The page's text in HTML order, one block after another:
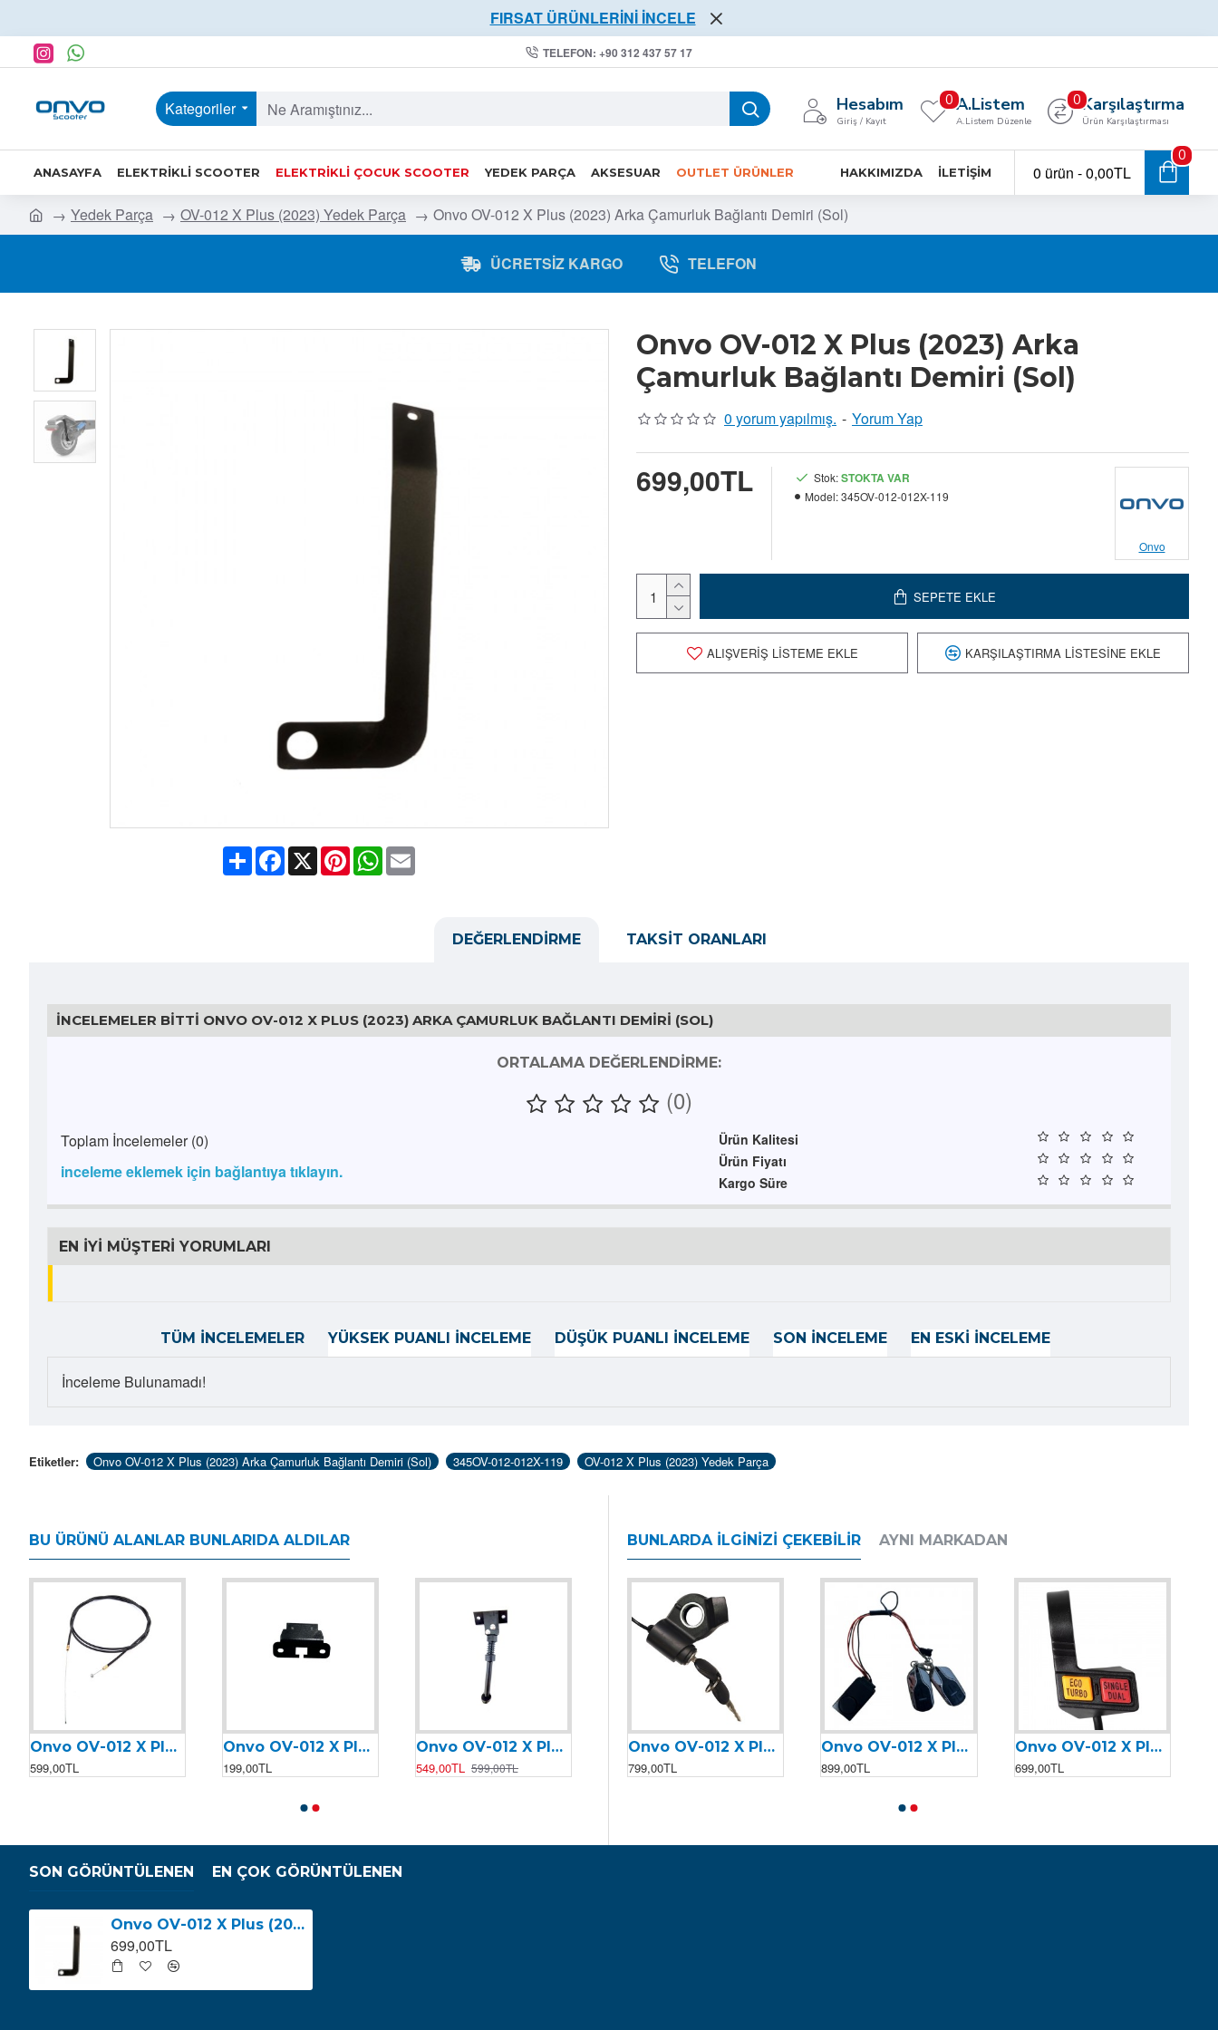
FIRSAT ÜRÜNLERİNİ İNCELE
TELEFON: +90 312 437 57 17
Kategoriler Hesabım
Giriş / Kayıt
A.Listem
A.Listem Düzenle
0 Karşılaştırma
Ürün Karşılaştırması
0
ANASAYFA ELEKTRIKLI SCOOTER ELEKTRIKLI ÇOCUK SCOOTER YEDEK PARÇA AKSESUAR OUTLET ÜRÜNLER HAKKIMIZDA İLETIŞIM 0 ürün - 0,00TL
0
Yedek Parça OV-012 X Plus (2023) Yedek Parça Onvo OV-012 X Plus (2023) Arka Çamurluk Bağlantı Demiri (Sol)
ÜCRETSIZ KARGO TELEFON
ShareFacebook
X PinterestWhatsApp
Email
Onvo OV-012 X Plus (2023) Arka
Çamurluk Bağlantı Demiri (Sol)
0 yorum yapılmış. - Yorum Yap
699,00TL Stok:STOKTA VAR
Model:345OV-012-012X-119
Onvo
SEPETE EKLE
ALIŞVERIŞ LISTEME EKLE KARŞILAŞTIRMA LISTESINE EKLE
DEĞERLENDIRME TAKSIT ORANLARI
İNCELEMELER BITTI ONVO OV-012 X PLUS (2023) ARKA ÇAMURLUK BAĞLANTI DEMIRI (SOL)
ORTALAMA DEĞERLENDIRME:
(0)
Toplam İncelemeler (0)
inceleme eklemek için bağlantıya tıklayın.
Ürün Kalitesi
Ürün Fiyatı
Kargo Süre
EN İYI MÜŞTERI YORUMLARI
TÜM İNCELEMELER YÜKSEK PUANLI İNCELEME DÜŞÜK PUANLI İNCELEME SON İNCELEME EN ESKI İNCELEME
İnceleme Bulunamadı!
Etiketler: Onvo OV-012 X Plus (2023) Arka Çamurluk Bağlantı Demiri (Sol) 345OV-012-012X-119 OV-012 X Plus (2023) Yedek Parça
BU ÜRÜNÜ ALANLAR BUNLARIDA ALDILAR
Onvo OV-012 X Plus (2023) Arka Fren Teli
599,00TL
Onvo OV-012 X Plus (2023) Arka Stop Demiri
199,00TL
Onvo OV-012 X Plus (2023) Ayak Standı
549,00TL 599,00TL
BUNLARDA İLGINIZI ÇEKEBILIR AYNI MARKADAN
3.199,00TL
3.199,00TL
2.099,00TL
Onvo OV-012 X Plus (2023) Kontak & Anahtar
799,00TL
Onvo OV-012 X Plus (2023) Alarm Kiti
899,00TL
Onvo OV-012 X Plus (2023) Eco Turbo & Single Dual Paneli
699,00TL
SON GÖRÜNTÜLENEN EN ÇOK GÖRÜNTÜLENEN
Onvo OV-012 X Plus (2023) Arka Çamurluk Bağlantı Demiri (Sol)
699,00TL